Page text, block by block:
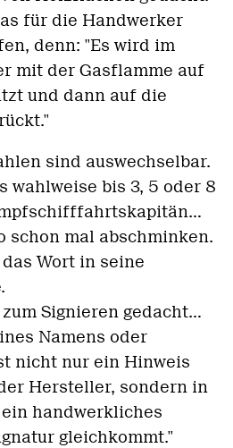
für die Handwerker
denn: "Es wird im
mit der Gasflamme auf
und dann auf die
sind auswechselbar.
wahlweise bis 3, 5 oder 8
schon mal abschminken.
Wort in seine
Signieren gedacht...
Namens oder
nicht nur ein Hinweis
Hersteller, sondern in
handwerkliches
gleichkommt."